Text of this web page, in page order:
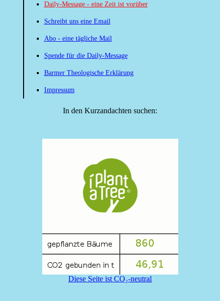
Daily-Message - eine Zeit ist vorüber
Schreibt uns eine Email
Abo - eine tägliche Mail
Spende für die Daily-Message
Barmer Theologische Erklärung
Impressum
In den Kurzandachten suchen:
Diese Seite ist CO₂-neutral